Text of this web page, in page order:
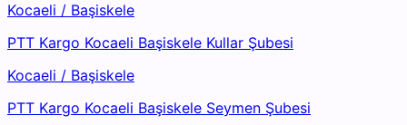
Kocaeli / Başiskele
PTT Kargo Kocaeli Başiskele Kullar Şubesi
Kocaeli / Başiskele
PTT Kargo Kocaeli Başiskele Seymen Şubesi